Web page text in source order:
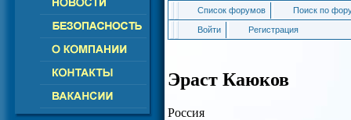
Список форумов Поиск по
Войти Регистрация
Эраст Каюков
Россия